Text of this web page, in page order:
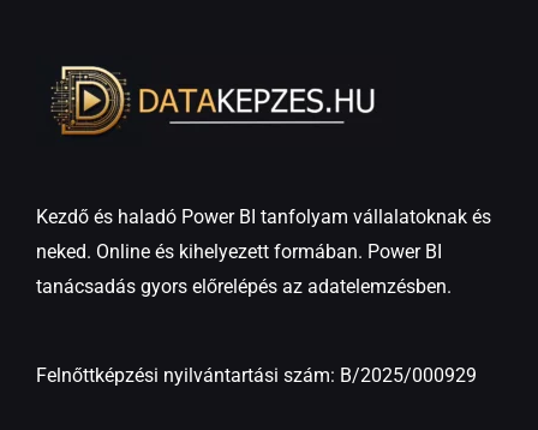
Kezdő és haladó Power BI tanfolyam vállalatoknak és
neked. Online és kihelyezett formában. Power BI
tanácsadás gyors előrelépés az adatelemzésben.
Felnőttképzési nyilvántartási szám: B/2025/000929